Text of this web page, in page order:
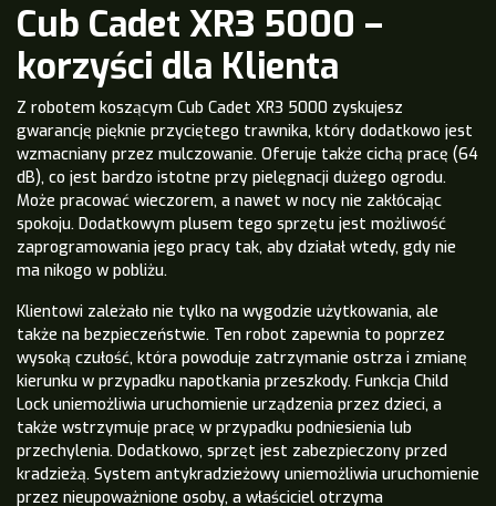
Cub Cadet XR3 5000 –
korzyści dla Klienta
Z robotem koszącym Cub Cadet XR3 5000 zyskujesz
gwarancję pięknie przyciętego trawnika, który dodatkowo jest
wzmacniany przez mulczowanie. Oferuje także cichą pracę (64
dB), co jest bardzo istotne przy pielęgnacji dużego ogrodu.
Może pracować wieczorem, a nawet w nocy nie zakłócając
spokoju. Dodatkowym plusem tego sprzętu jest możliwość
zaprogramowania jego pracy tak, aby działał wtedy, gdy nie
ma nikogo w pobliżu.
Klientowi zależało nie tylko na wygodzie użytkowania, ale
także na bezpieczeństwie. Ten robot zapewnia to poprzez
wysoką czułość, która powoduje zatrzymanie ostrza i zmianę
kierunku w przypadku napotkania przeszkody. Funkcja Child
Lock uniemożliwia uruchomienie urządzenia przez dzieci, a
także wstrzymuje pracę w przypadku podniesienia lub
przechylenia. Dodatkowo, sprzęt jest zabezpieczony przed
kradzieżą. System antykradzieżowy uniemożliwia uruchomienie
przez nieupoważnione osoby, a właściciel otrzyma